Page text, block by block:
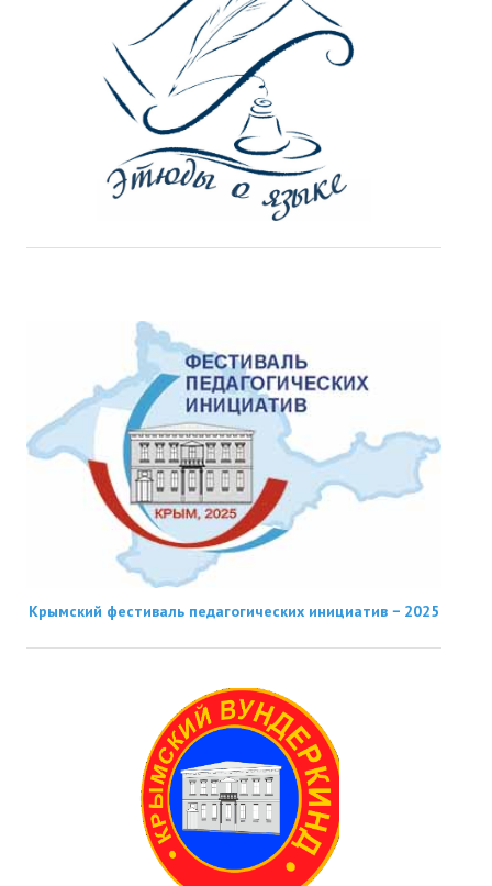
Крымский фестиваль педагогических инициатив − 2025